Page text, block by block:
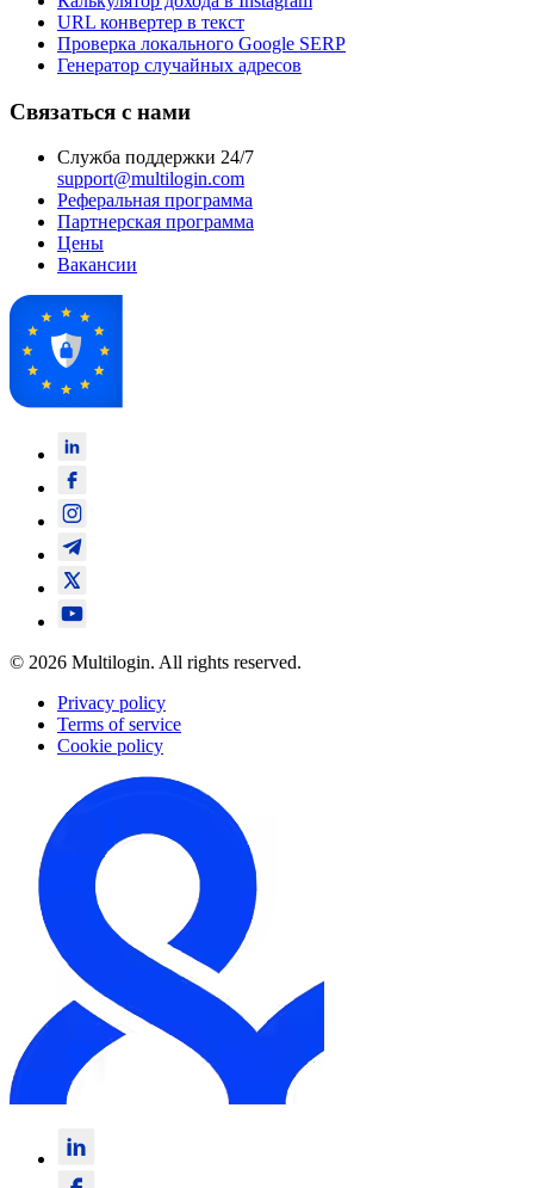
URL конвертер в текст
Проверка локального Google SERP
Генератор случайных адресов
Связаться с нами
Служба поддержки 24/7
support@multilogin.com
Реферальная программа
Партнерская программа
Цены
Вакансии
© 2026 Multilogin. All rights reserved.
Privacy policy
Terms of service
Cookie policy